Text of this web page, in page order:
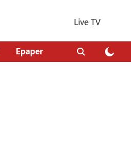
Live TV
Epaper